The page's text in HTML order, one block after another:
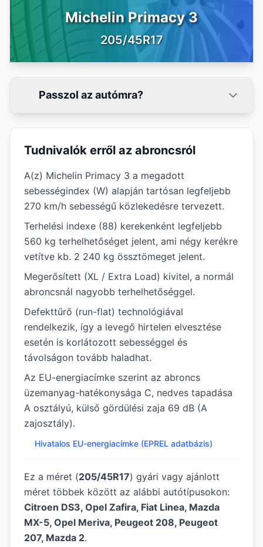
Michelin Primacy 3
205/45R17
Passzol az autómra?
Tudnivalók erről az abroncsról
A(z) Michelin Primacy 3 a megadott
sebességindex (W) alapján tartósan legfeljebb
270 km/h sebességű közlekedésre tervezett.
Terhelési indexe (88) kerekenként legfeljebb
560 kg terhelhetőséget jelent, ami négy kerékre
vetítve kb. 2 240 kg össztömeget jelent.
Megerősített (XL / Extra Load) kivitel, a normál
abroncsnál nagyobb terhelhetőséggel.
Defekttűrő (run-flat) technológiával
rendelkezik, így a levegő hirtelen elvesztése
esetén is korlátozott sebességgel és
távolságon tovább haladhat.
Az EU-energiacímke szerint az abroncs
üzemanyag-hatékonysága C, nedves tapadása
A osztályú, külső gördülési zaja 69 dB (A
zajosztály).
Hivatalos EU-energiacímke (EPREL adatbázis)
Ez a méret (205/45R17) gyári vagy ajánlott
méret többek között az alábbi autótípusokon:
Citroen DS3, Opel Zafira, Fiat Linea, Mazda
MX-5, Opel Meriva, Peugeot 208, Peugeot
207, Mazda 2.